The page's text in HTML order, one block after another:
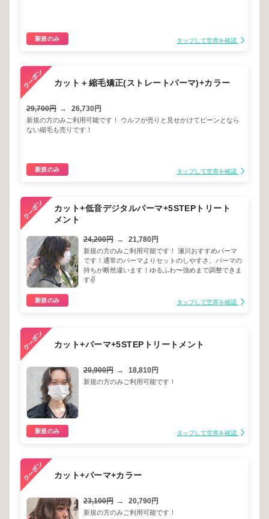
新規のみ タップして空席を確認
カット＋縮毛矯正(ストレートパーマ)+カラー
29,700円 → 26,730円
新規の方のみご利用可能です！ ウルフが売りと見せかけてピーンとなら
ない縮毛も売りです！
新規のみ タップして空席を確認
カット+低音デジタルパーマ+5STEPトリート
メント
24,200円 → 21,780円
新規の方のみご利用可能です！ 瀬川おすすめパーマ
です！通常のパーマよりセットのしやすさ、パーマの
持ちが断然違います！ゆるふわ〜強めまで調整できま
す✌️
新規のみ タップして空席を確認
カット+パーマ+5STEPトリートメント
20,900円 → 18,810円
新規の方のみご利用可能です！
新規のみ タップして空席を確認
カット+パーマ+カラー
23,100円 → 20,790円
新規の方のみご利用可能です！